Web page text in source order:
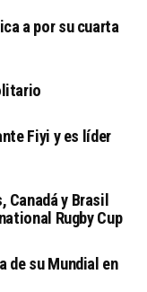
a por su cuarta
Fiyi y es líder
Canadá y Brasil
Rugby Cup
de su Mundial en